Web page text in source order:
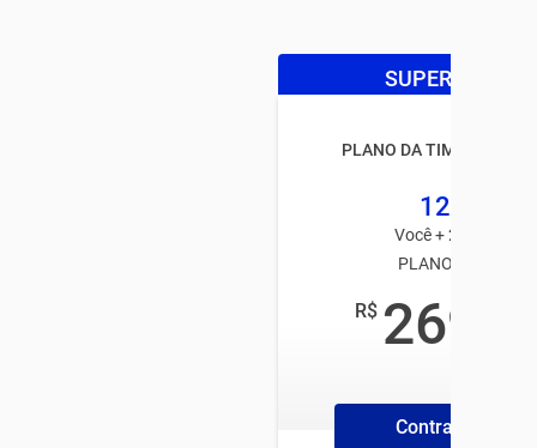
SUPER OFERTA
PLANO DA TIM BLACK
125GB
Você + 2 usuários
PLANO TIM PÓS
R$ 269
Contrate Plano